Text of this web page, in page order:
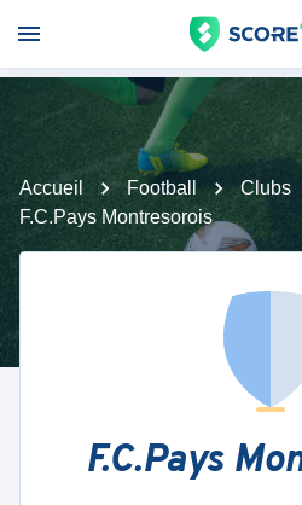
Accueil Football Clubs
F.C.Pays Montresorois
F.C.Pays